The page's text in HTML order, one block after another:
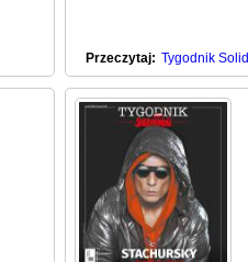
Przeczytaj: Tygodnik